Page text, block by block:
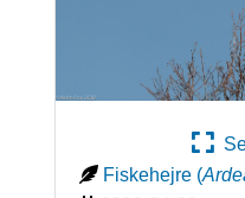
Fiskehejre (